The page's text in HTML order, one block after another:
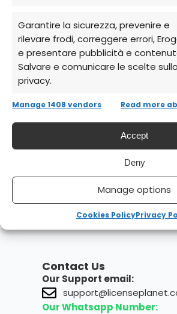
Garantire la sicurezza, prevenire e
rilevare frodi, correggere errori,
e presentare pubblicità e
Salvare e comunicare le scelte sulla
privacy.
Manage 1408 vendors Read more
Accept
Deny
Manage options
Cookies PolicyPrivacy
Contact Us
Our Support email:
Our Whatsapp Number: